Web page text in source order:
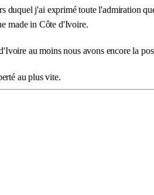
duquel j'ai exprimé toute
made in Côte d'Ivoire.
au moins nous avons encore la
au plus vite.